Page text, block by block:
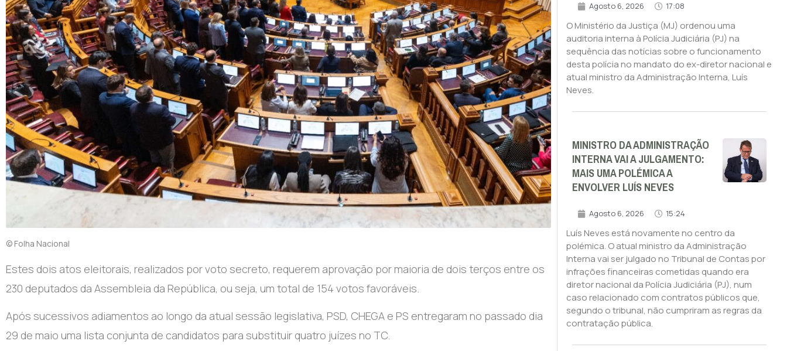
© Folha Nacional
Estes dois atos eleitorais, realizados por voto secreto, requerem aprovação por maioria de dois terços entre os
230 deputados da Assembleia da República, ou seja, um total de 154 votos favoráveis.
Após sucessivos adiamentos ao longo da atual sessão legislativa, PSD, CHEGA e PS entregaram no passado dia
29 de maio uma lista conjunta de candidatos para substituir quatro juízes no TC.
Agosto 6, 2026 17:08
O Ministério da Justiça (MJ) ordenou uma
auditoria interna à Polícia Judiciária (PJ) na
sequência das notícias sobre o funcionamento
desta polícia no mandato do ex-diretor nacional e
atual ministro da Administração Interna, Luís
Neves.
MINISTRO DA ADMINISTRAÇÃO
INTERNA VAI A JULGAMENTO:
MAIS UMA POLÉMICA A
ENVOLVER LUÍS NEVES
Agosto 6, 2026 15:24
Luís Neves está novamente no centro da
polémica. O atual ministro da Administração
Interna vai ser julgado no Tribunal de Contas por
infrações financeiras cometidas quando era
diretor nacional da Polícia Judiciária (PJ), num
caso relacionado com contratos públicos que,
segundo o tribunal, não cumpriram as regras da
contratação pública.